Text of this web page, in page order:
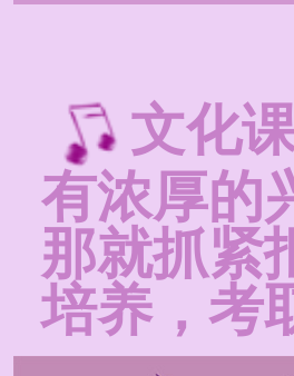
文化
有浓厚的
那就抓紧
培养，考